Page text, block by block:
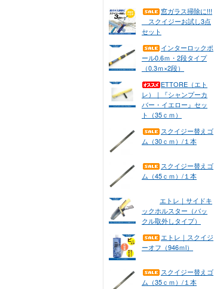
窓ガラス掃除に!!!
スクイジーお試し3点
セット
インターロックポ
ール0.6ｍ・2段タイプ
（0.3ｍ×2段）
ETTORE（エト
レ）｜『シャンプーカ
バー・イエロー』セッ
ト（35ｃｍ）
スクイジー替えゴ
ム（30ｃｍ）/１本
スクイジー替えゴ
ム（45ｃｍ）/１本
エトレ｜サイドキ
ックホルスター（バッ
クル取外しタイプ）
エトレ｜スクイジ
ーオフ（946ｍl）
スクイジー替えゴ
ム（35ｃｍ）/１本